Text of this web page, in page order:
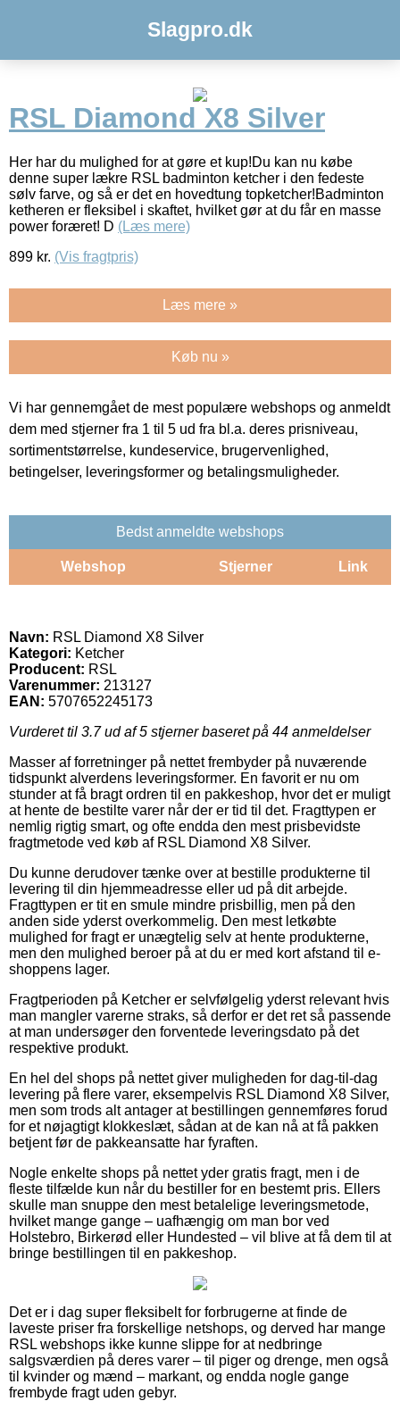
Slagpro.dk
RSL Diamond X8 Silver
Her har du mulighed for at gøre et kup!Du kan nu købe
denne super lækre RSL badminton ketcher i den fedeste
sølv farve, og så er det en hovedtung topketcher!Badminton
ketheren er fleksibel i skaftet, hvilket gør at du får en masse
power foræret! D (Læs mere)
899 kr. (Vis fragtpris)
Læs mere »
Køb nu »
Vi har gennemgået de mest populære webshops og anmeldt
dem med stjerner fra 1 til 5 ud fra bl.a. deres prisniveau,
sortimentstørrelse, kundeservice, brugervenlighed,
betingelser, leveringsformer og betalingsmuligheder.
Bedst anmeldte webshops
Webshop Stjerner Link
Navn: RSL Diamond X8 Silver
Kategori: Ketcher
Producent: RSL
Varenummer: 213127
EAN: 5707652245173
Vurderet til 3.7ud af 5 stjerner baseret på 44 anmeldelser
Masser af forretninger på nettet frembyder på nuværende
tidspunkt alverdens leveringsformer. En favorit er nu om
stunder at få bragt ordren til en pakkeshop, hvor det er muligt
at hente de bestilte varer når der er tid til det. Fragttypen er
nemlig rigtig smart, og ofte endda den mest prisbevidste
fragtmetode ved køb af RSL Diamond X8 Silver.
Du kunne derudover tænke over at bestille produkterne til
levering til din hjemmeadresse eller ud på dit arbejde.
Fragttypen er tit en smule mindre prisbillig, men på den
anden side yderst overkommelig. Den mest letkøbte
mulighed for fragt er unægtelig selv at hente produkterne,
men den mulighed beroer på at du er med kort afstand til e-
shoppens lager.
Fragtperioden på Ketcher er selvfølgelig yderst relevant hvis
man mangler varerne straks, så derfor er det ret så passende
at man undersøger den forventede leveringsdato på det
respektive produkt.
En hel del shops på nettet giver muligheden for dag-til-dag
levering på flere varer, eksempelvis RSL Diamond X8 Silver,
men som trods alt antager at bestillingen gennemføres forud
for et nøjagtigt klokkeslæt, sådan at de kan nå at få pakken
betjent før de pakkeansatte har fyraften.
Nogle enkelte shops på nettet yder gratis fragt, men i de
fleste tilfælde kun når du bestiller for en bestemt pris. Ellers
skulle man snuppe den mest betalelige leveringsmetode,
hvilket mange gange – uafhængig om man bor ved
Holstebro, Birkerød eller Hundested – vil blive at få dem til at
bringe bestillingen til en pakkeshop.
Det er i dag super fleksibelt for forbrugerne at finde de
laveste priser fra forskellige netshops, og derved har mange
RSL webshops ikke kunne slippe for at nedbringe
salgsværdien på deres varer – til piger og drenge, men også
til kvinder og mænd – markant, og endda nogle gange
frembyde fragt uden gebyr.